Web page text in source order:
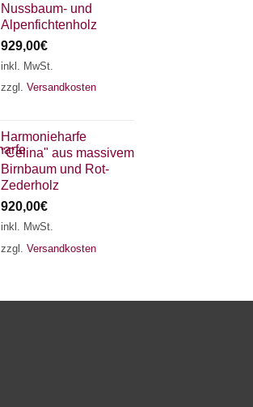
Nussbaum- und
Alpenfichtenholz
929,00€
inkl. MwSt.
zzgl. Versandkosten
Harmonieharfe
"Celina" aus massivem
Birnbaum und Rot-
Zederholz
920,00€
inkl. MwSt.
zzgl. Versandkosten
21 SAITEN 25 SAITEN
AKKORDZITHER